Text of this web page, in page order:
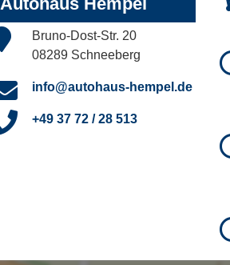
Bruno-Dost-Str. 20
08289 Schneeberg
info@autohaus-hempel.de
+49 37 72 / 28 513